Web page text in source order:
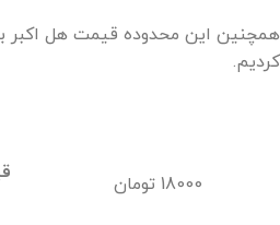
همچنین این محدوده قیمت هل
کردیم.
18000 تومان